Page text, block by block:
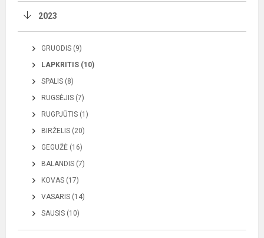
2023
GRUODIS (9)
LAPKRITIS (10)
SPALIS (8)
RUGSĖJIS (7)
RUGPJŪTIS (1)
BIRŽELIS (20)
GEGUŽĖ (16)
BALANDIS (7)
KOVAS (17)
VASARIS (14)
SAUSIS (10)